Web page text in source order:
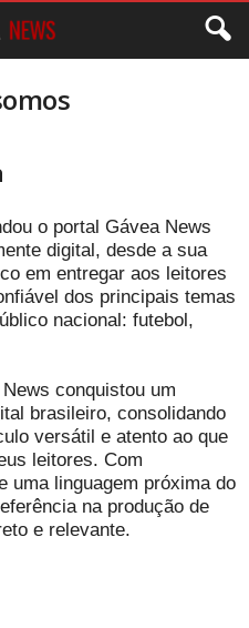
o portal Gávea News
digital, desde a sua
em entregar aos leitores
dos principais temas
nacional: futebol,
conquistou um
brasileiro, consolidando
versátil e atento ao que
leitores. Com
uma linguagem próxima do
na produção de
e relevante.